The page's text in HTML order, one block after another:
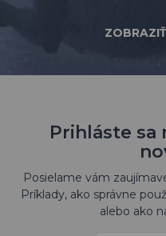
Prihláste sa
Posielame vám
Príklady, ako správne
alebo ako